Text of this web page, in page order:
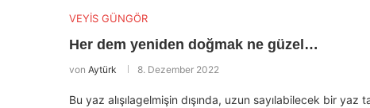
VEYİS GÜNGÖR
Her dem yeniden doğmak ne güzel…
von Aytürk 8. Dezember 2022
Bu yaz alışılagelmişin dışında, uzun sayılabilecek bir